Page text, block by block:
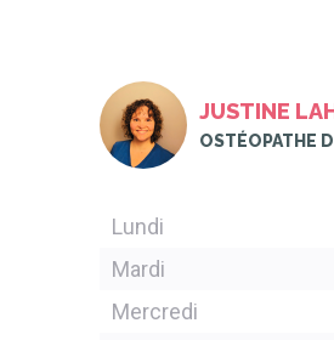
JUSTINE
OSTÉOPATHE
Lundi
Mardi
Mercredi